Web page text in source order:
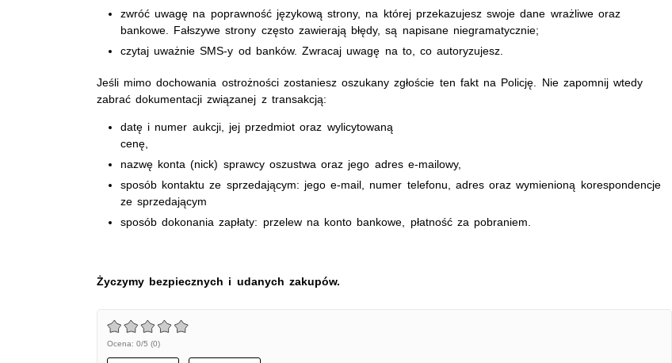
zwróć uwagę na poprawność językową strony, na której przekazujesz swoje dane wrażliwe oraz
bankowe. Fałszywe strony często zawierają błędy, są napisane niegramatycznie;
czytaj uważnie SMS-y od banków. Zwracaj uwagę na to, co autoryzujesz.
Jeśli mimo dochowania ostrożności zostaniesz oszukany zgłoście ten fakt na Policję. Nie zapomnij wtedy
zabrać dokumentacji związanej z transakcją:
datę i numer aukcji, jej przedmiot oraz wylicytowaną
cenę,
nazwę konta (nick) sprawcy oszustwa oraz jego adres e-mailowy,
sposób kontaktu ze sprzedającym: jego e-mail, numer telefonu, adres oraz wymienioną korespondencje
ze sprzedającym
sposób dokonania zapłaty: przelew na konto bankowe, płatność za pobraniem.
Życzymy bezpiecznych i udanych zakupów.
Ocena: 0/5 (0)